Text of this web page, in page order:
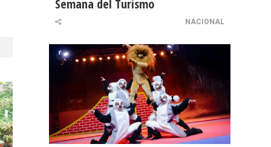
Semana del Turismo
NACIONAL